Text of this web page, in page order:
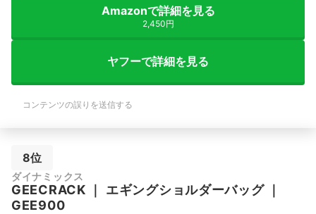
Amazonで詳細を見る
2,450円
ヤフーで詳細を見る
コンテンツの誤りを送信する
8位
ダイナミックス
GEECRACK エギングショルダーバッグ｜
GEE900